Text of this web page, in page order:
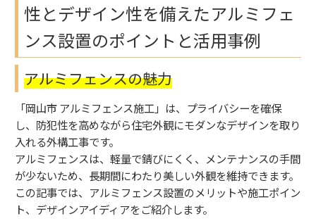
性とデザイン性を備えたアルミフェ
ンス設置のポイントと活用事例
アルミフェンスの魅力
「岡山市 アルミフェンス施工」は、プライバシーを確保
し、防犯性を高めながら住宅外観にモダンなデザインを取り
入れる外構工事です。
アルミフェンスは、軽量で錆びにくく、メンテナンスの手間
が少ないため、長期間にわたり美しい外観を維持できます。
この記事では、アルミフェンス設置のメリットや施工ポイン
ト、デザインアイディアをご紹介します。